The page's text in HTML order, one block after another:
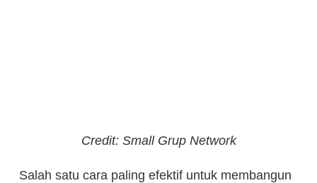
Credit: Small Grup Network
Salah satu cara paling efektif untuk membangun